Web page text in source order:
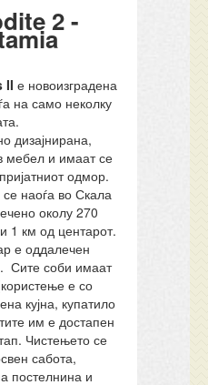
2 -
II е новоизградена
на само неколку
дизајнирана,
мебел и имаат се
одмор.
наоѓа во Скала
околу 270
1 км од центарот.
е оддалечен
Сите соби имаат
е со
кујна, купатило
им е достапен
Чистењето се
сабота,
постелнина и